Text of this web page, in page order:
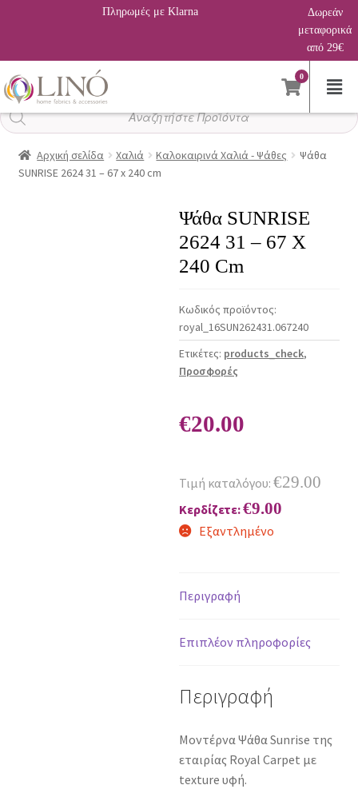
Πληρωμές με Klarna
Δωρεάν
μεταφορικά
από 29€
0
Αναζήτηση
προϊόντων
Αρχική σελίδα Χαλιά Καλοκαιρινά Χαλιά - Ψάθες
Ψάθα
SUNRISE 2624 31 – 67 x 240 cm
Ψάθα SUNRISE
2624 31 – 67 X
240 Cm
Κωδικός προϊόντος:
royal_16SUN262431.067240
Ετικέτες: products_check,
Προσφορές
€20.00
Τιμή καταλόγου: €29.00
Κερδίζετε:€9.00
Εξαντλημένο
Περιγραφή
Επιπλέον πληροφορίες
Περιγραφή
Μοντέρνα Ψάθα Sunrise της
εταιρίας Royal Carpet με
texture υφή.